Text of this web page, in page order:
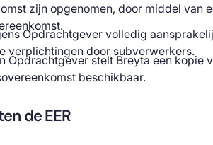
zijn opgenomen, door middel van
Opdrachtgever volledig
verplichtingen door subverwerkers.
Opdrachtgever stelt Breyta een kopie
beschikbaar.
de EER